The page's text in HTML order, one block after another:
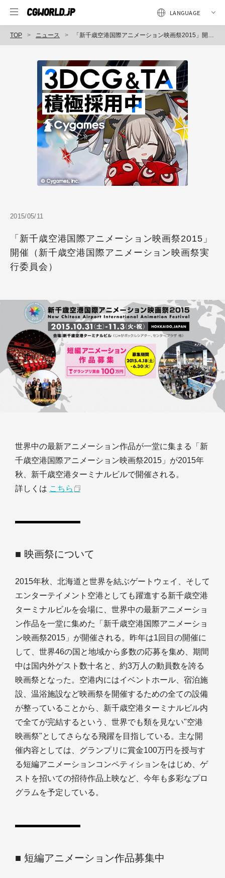
TOP ニュース 「新千歳空港国際アニメーション映画祭2015」開催（新千歳空港国際アニメーション映画祭実行委員会）
2015/05/11
「新千歳空港国際アニメーション映画祭2015」
開催（新千歳空港国際アニメーション映画祭実
行委員会）
世界中の最新アニメーション作品が一堂に集まる「新
千歳空港国際アニメーション映画祭2015」が2015年
秋、新千歳空港ターミナルビルで開催される。
詳しくは こちら
■ 映画祭について
2015年秋、北海道と世界を結ぶゲートウェイ、そして
エンターテイメント空港としても躍進する新千歳空港
ターミナルビルを会場に、世界中の最新アニメーショ
ン作品を一堂に集めた「新千歳空港国際アニメーショ
ン映画祭2015」が開催される。昨年は1回目の開催に
して、世界46の国と地域から多数の応募を集め、期間
中は国内外ゲスト数十名と、約3万人の動員数を誇る
映画祭となった。空港内にはイベントホール、宿泊施
設、温浴施設など映画祭を開催するための全ての設備
が整っていることから、新千歳空港ターミナルビル内
で全てが完結するという、世界でも類を見ない"空港
映画祭"としてさらなる飛躍を目指している。主な開
催内容としては、グランプリに賞金100万円を授与す
る短編アニメーションコンペティションをはじめ、ゲ
ストを招いての招待作品上映など、今年も多彩なプロ
グラムを予定している。
■ 短編アニメーション作品募集中